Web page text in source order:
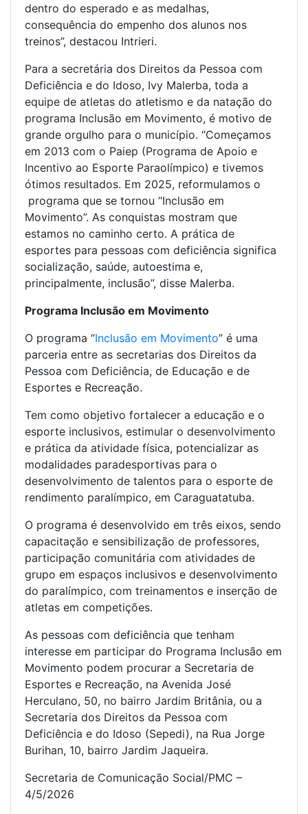
dentro do esperado e as medalhas,
consequência do empenho dos alunos nos
treinos”, destacou Intrieri.
Para a secretária dos Direitos da Pessoa com
Deficiência e do Idoso, Ivy Malerba, toda a
equipe de atletas do atletismo e da natação do
programa Inclusão em Movimento, é motivo de
grande orgulho para o município. “Começamos
em 2013 com o Paiep (Programa de Apoio e
Incentivo ao Esporte Paraolímpico) e tivemos
ótimos resultados. Em 2025, reformulamos o
programa que se tornou “Inclusão em
Movimento”. As conquistas mostram que
estamos no caminho certo. A prática de
esportes para pessoas com deficiência significa
socialização, saúde, autoestima e,
principalmente, inclusão”, disse Malerba.
Programa Inclusão em Movimento
O programa “Inclusão em Movimento” é uma
parceria entre as secretarias dos Direitos da
Pessoa com Deficiência, de Educação e de
Esportes e Recreação.
Tem como objetivo fortalecer a educação e o
esporte inclusivos, estimular o desenvolvimento
e prática da atividade física, potencializar as
modalidades paradesportivas para o
desenvolvimento de talentos para o esporte de
rendimento paralímpico, em Caraguatatuba.
O programa é desenvolvido em três eixos, sendo
capacitação e sensibilização de professores,
participação comunitária com atividades de
grupo em espaços inclusivos e desenvolvimento
do paralímpico, com treinamentos e inserção de
atletas em competições.
As pessoas com deficiência que tenham
interesse em participar do Programa Inclusão em
Movimento podem procurar a Secretaria de
Esportes e Recreação, na Avenida José
Herculano, 50, no bairro Jardim Britânia, ou a
Secretaria dos Direitos da Pessoa com
Deficiência e do Idoso (Sepedi), na Rua Jorge
Burihan, 10, bairro Jardim Jaqueira.
Secretaria de Comunicação Social/PMC –
4/5/2026